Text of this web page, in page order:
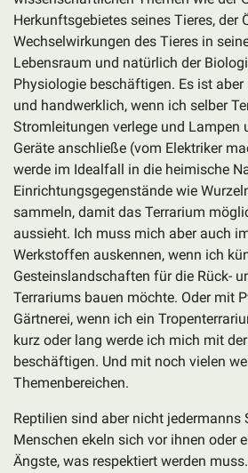
Herkunftsgebietes seines Tieres, der
Wechselwirkungen des Tieres in
Lebensraum und natürlich der
Physiologie beschäftigen. Es ist
und handwerklich, wenn ich selber
Stromleitungen verlege und Lampen
Geräte anschließe (vom Elektriker
werde im Idealfall in die heimische
Einrichtungsgegenstände wie
sammeln, damit das Terrarium
aussieht. Ich muss mich aber auch
Werkstoffen auskennen, wenn ich
Gesteinslandschaften für die Rück-
Terrariums bauen möchte. Oder mit
Gärtnerei, wenn ich ein
kurz oder lang werde ich mich mit
beschäftigen. Und mit noch vielen
Themenbereichen.
Reptilien sind aber nicht jedermanns
Menschen ekeln sich vor ihnen oder
Ängste, was respektiert werden